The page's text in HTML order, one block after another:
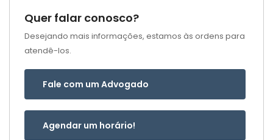
Quer falar conosco?
Desejando mais informações, estamos às ordens para
atendê-los.
Fale com um Advogado
Agendar um horário!